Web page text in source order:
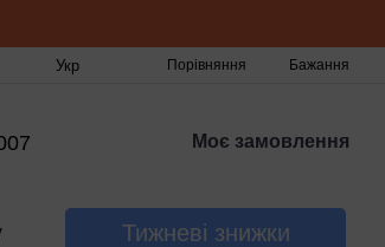
Укр Порівняння Бажання
Моє замовлення
Тижневі знижки